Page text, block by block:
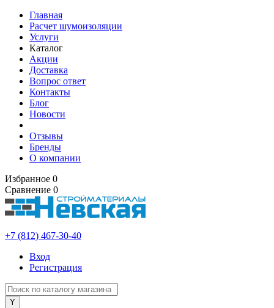
Главная
Расчет шумоизоляции
Услуги
Каталог
Акции
Доставка
Вопрос ответ
Контакты
Блог
Новости
Отзывы
Бренды
О компании
Избранное 0
Сравнение 0
+7 (812) 467-30-40
Вход
Регистрация